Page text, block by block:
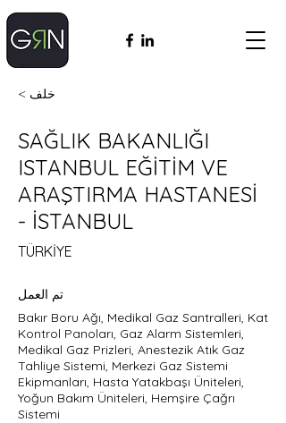
< خلف
SAĞLIK BAKANLIĞI
ISTANBUL EĞİTİM VE
ARAŞTIRMA HASTANESİ
- İSTANBUL
TÜRKİYE
تم العمل
Bakır Boru Ağı, Medikal Gaz Santralleri, Kat
Kontrol Panoları, Gaz Alarm Sistemleri,
Medikal Gaz Prizleri, Anestezik Atık Gaz
Tahliye Sistemi, Merkezi Gaz Sistemi
Ekipmanları, Hasta Yatakbaşı Üniteleri,
Yoğun Bakım Üniteleri, Hemşire Çağrı
Sistemi